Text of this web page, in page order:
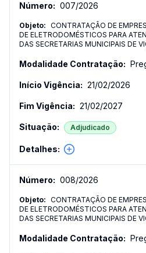
007/2026
CONTRATAÇÃO DE
DE ELETRODOMÉSTICOS PARA
DAS SECRETARIAS MUNICIPAIS DE
21/02/2026
21/02/2027
Adjudicado
008/2026
CONTRATAÇÃO DE
DE ELETRODOMÉSTICOS PARA
DAS SECRETARIAS MUNICIPAIS DE